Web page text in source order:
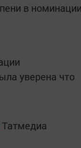
в
уверена что
Татмедиа